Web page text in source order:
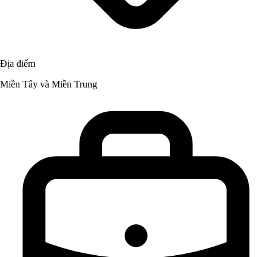
Địa điểm
Miền Tây và Miền Trung